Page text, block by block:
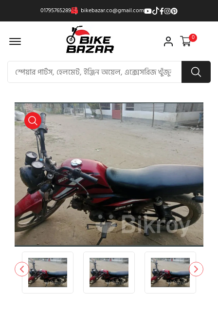
01795765289 bikebazar.co@gmail.com
Offcanvas Menu Open 0
product view